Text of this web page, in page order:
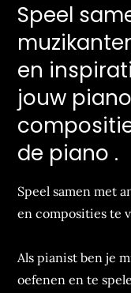
Speel
en
jouw
de piano .
Speel samen met
en composities te
Als pianist ben je
oefenen en te